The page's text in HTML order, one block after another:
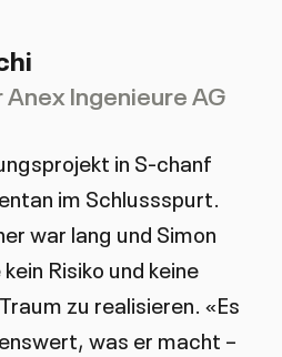
Ingenieure AG
in S-chanf
im Schlussspurt.
war lang und Simon
Risiko und keine
zu realisieren. «Es
was er macht –